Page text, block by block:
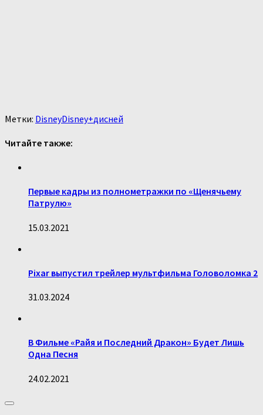
Метки: DisneyDisney+дисней
Читайте также:
Первые кадры из полнометражки по «Щенячьему
Патрулю»
15.03.2021
Pixar выпустил трейлер мультфильма Головоломка 2
31.03.2024
В Фильме «Райя и Последний Дракон» Будет Лишь
Одна Песня
24.02.2021